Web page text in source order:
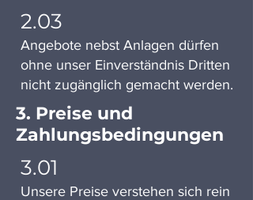
2.03
Angebote nebst Anlagen dürfen
ohne unser Einverständnis Dritten
nicht zugänglich gemacht werden.
3. Preise und
Zahlungsbedingungen
3.01
Unsere Preise verstehen sich rein